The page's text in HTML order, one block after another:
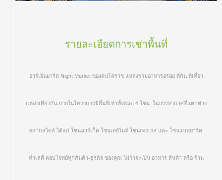
รายละเอียดการเช่าพื้นที่
อาร์เอ็นยาร์ด Night Market ของคนโคราช แหล่งรวมอาหารอร่อย ที่กิน ที่เที่ยว
แหล่งเดียวกัน ภายในโครงการมีพื้นที่เช่าทั้งหมด 4 โซน ในบรรยากาศที่แตกต่าง
หลากสไตล์ ได้แก่ โซนมาร์เก็ต โซนเดย์ไนท์ โซนเทอเรส และ โซนแบคยาร์ด
ทำเลดี ตอบโจทย์ทุกสินค้า-ธุรกิจ ของคุณ ไม่ว่าจะเป็น อาหาร สินค้า หรือ ร้าน